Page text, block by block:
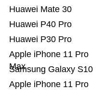
Apple iPhone 11 Pro
Samsung Galaxy S10
Apple iPhone 11 Pro
Max
Huawei P30 Pro
Huawei P40 Pro
Huawei Mate 30